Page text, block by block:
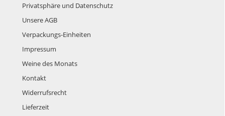
Privatsphäre und Datenschutz
Unsere AGB
Verpackungs-Einheiten
Impressum
Weine des Monats
Kontakt
Widerrufsrecht
Lieferzeit